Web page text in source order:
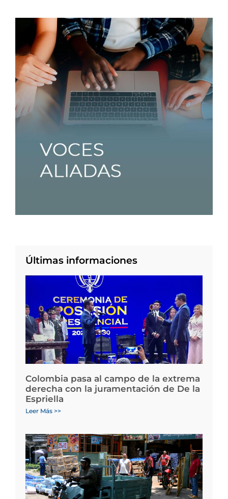
Últimas informaciones
Colombia pasa al campo de la extrema
derecha con la juramentación de De la
Espriella
Leer Más >>